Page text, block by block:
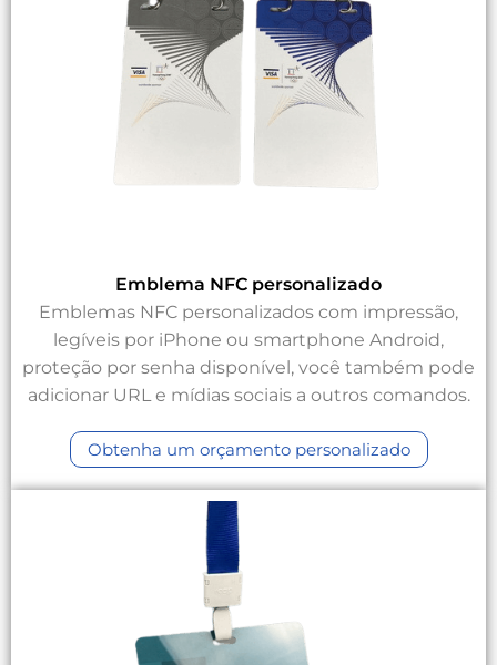
Emblema NFC personalizado
Emblemas NFC personalizados com impressão,
legíveis por iPhone ou smartphone Android,
proteção por senha disponível, você também pode
adicionar URL e mídias sociais a outros comandos.
Obtenha um orçamento personalizado